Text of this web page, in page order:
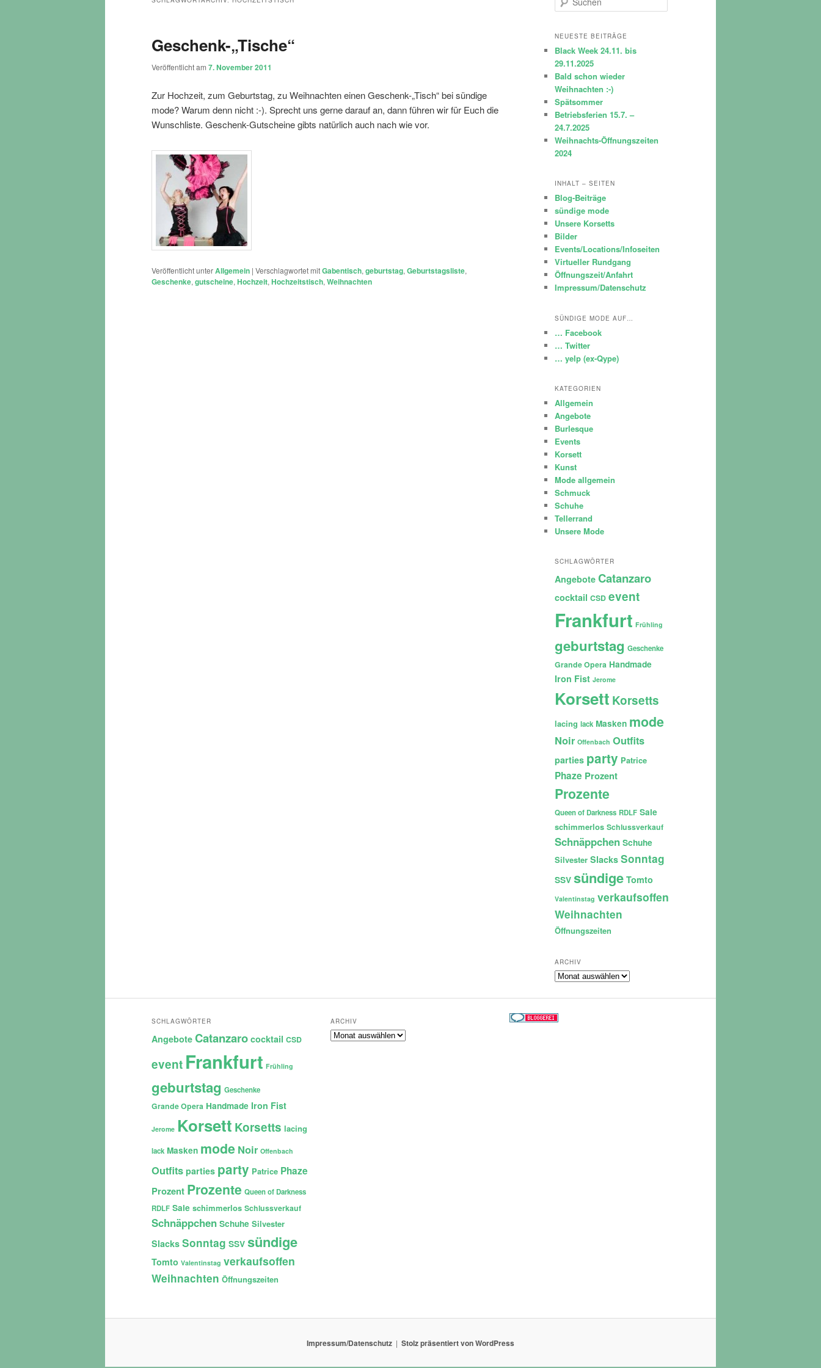
Geschenk-„Tische“
Veröffentlicht am 7. November 2011
Zur Hochzeit, zum Geburtstag, zu Weihnachten einen Geschenk-„Tisch“ bei sündige
mode? Warum denn nicht :-). Sprecht uns gerne darauf an, dann führen wir für Euch die
Wunschliste. Geschenk-Gutscheine gibts natürlich auch nach wie vor.
Veröffentlicht unterAllgemein | Verschlagwortet mitGabentisch, geburtstag, Geburtstagsliste,
Geschenke, gutscheine, Hochzeit, Hochzeitstisch, Weihnachten
u
h
n
NEUESTE BEITRÄGE
Black Week 24.11. bis
29.11.2025
Bald schon wieder
Weihnachten :-)
Spätsommer
Betriebsferien 15.7. –
24.7.2025
Weihnachts-Öffnungszeiten
2024
INHALT – SEITEN
Blog-Beiträge
sündige mode
Unsere Korsetts
Bilder
Events/Locations/Infoseiten
Virtueller Rundgang
Öffnungszeit/Anfahrt
Impressum/Datenschutz
SÜNDIGE MODE AUF…
… Facebook
… Twitter
… yelp (ex-Qype)
KATEGORIEN
Allgemein
Angebote
Burlesque
Events
Korsett
Kunst
Mode allgemein
Schmuck
Schuhe
Tellerrand
Unsere Mode
SCHLAGWÖRTER
Angebote Catanzaro
cocktail CSD event
Frankfurt Frühling
geburtstag Geschenke
Grande Opera Handmade
Iron Fist Jerome
Korsett Korsetts
lacing lack Masken mode
Noir Offenbach Outfits
parties party Patrice
Phaze Prozent
Prozente
Queen of Darkness RDLF Sale
schimmerlos Schlussverkauf
Schnäppchen Schuhe
Silvester Slacks Sonntag
SSV sündige Tomto
Valentinstag verkaufsoffen
Weihnachten
Öffnungszeiten
ARCHIV
Archiv
SCHLAGWÖRTER
Angebote Catanzaro cocktail CSD
event Frankfurt Frühling
geburtstag Geschenke
Grande Opera Handmade Iron Fist
Jerome Korsett Korsetts lacing
lack Masken mode Noir Offenbach
Outfits parties party Patrice Phaze
Prozent Prozente Queen of Darkness
RDLF Sale schimmerlos Schlussverkauf
Schnäppchen Schuhe Silvester
Slacks Sonntag SSV sündige
Tomto Valentinstag verkaufsoffen
Weihnachten Öffnungszeiten
ARCHIV
Archiv
Impressum/Datenschutz Stolz präsentiert von WordPress